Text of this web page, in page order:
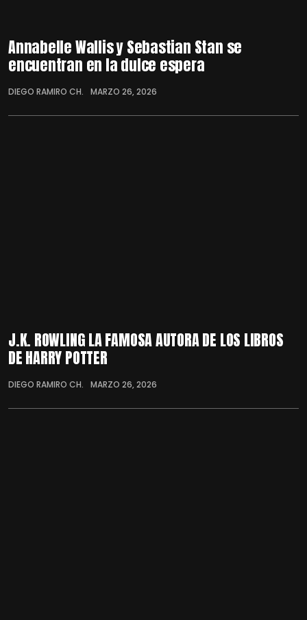
Annabelle Wallis y Sebastian Stan se
encuentran en la dulce espera
DIEGO RAMIRO CH. MARZO 26, 2026
J.K. ROWLING LA FAMOSA AUTORA DE LOS LIBROS
DE HARRY POTTER
DIEGO RAMIRO CH. MARZO 26, 2026